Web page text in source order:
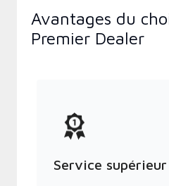
Avantages du
Premier Dealer
Service supérieur